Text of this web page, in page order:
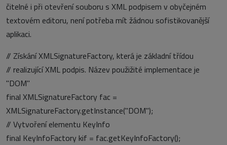
čitelné i při otevření souboru s XML podpisem v obyčejném
textovém editoru, není potřeba mít žádnou sofistikovanější
aplikaci.
// Získání XMLSignatureFactory, která je základní třídou
// realizující XML podpis. Název použižité implementace je
"DOM"
final XMLSignatureFactory fac =
XMLSignatureFactory.getInstance("DOM");
// Vytvoření elementu KeyInfo
final KeyInfoFactory kif = fac.getKeyInfoFactory();